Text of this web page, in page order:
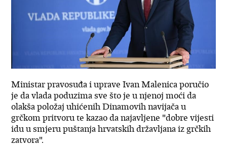
Ministar pravosuđa i uprave Ivan Malenica poručio
je da vlada poduzima sve što je u njenoj moći da
olakša položaj uhićenih Dinamovih navijača u
grčkom pritvoru te kazao da najavljene "dobre vijesti
idu u smjeru puštanja hrvatskih državljana iz grčkih
zatvora".